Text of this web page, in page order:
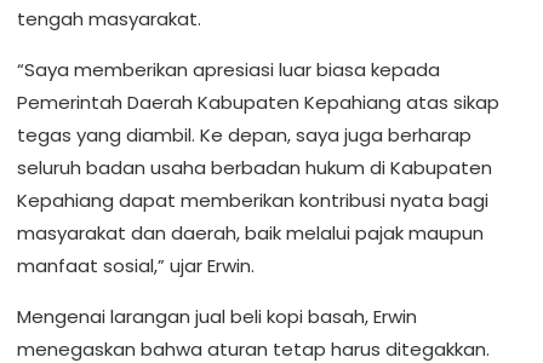
tengah masyarakat.
“Saya memberikan apresiasi luar biasa kepada
Pemerintah Daerah Kabupaten Kepahiang atas sikap
tegas yang diambil. Ke depan, saya juga berharap
seluruh badan usaha berbadan hukum di Kabupaten
Kepahiang dapat memberikan kontribusi nyata bagi
masyarakat dan daerah, baik melalui pajak maupun
manfaat sosial,” ujar Erwin.
Mengenai larangan jual beli kopi basah, Erwin
menegaskan bahwa aturan tetap harus ditegakkan.